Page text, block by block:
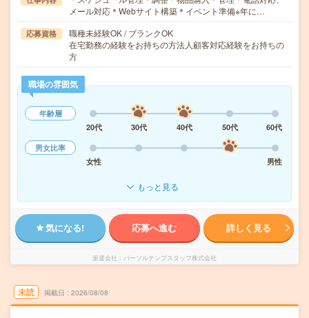
メール対応＊Webサイト構築＊イベント準備※年に…
応募資格
職種未経験OK / ブランクOK
在宅勤務の経験をお持ちの方法人顧客対応経験をお持ちの
方
職場の雰囲気
年齢層
20代
30代 40代 50代
60代
男女比率
女性
男性
もっと見る
気になる! 応募へ進む 詳しく見る
派遣会社 パーソルテンプスタッフ株式会社
未読 掲載日 2026/08/08